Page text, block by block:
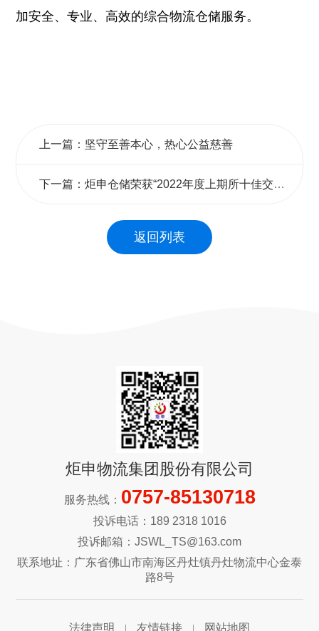
加安全、专业、高效的综合物流仓储服务。
上一篇：坚守至善本心，热心公益慈善
下一篇：炬申仓储荣获“2022年度上期所十佳交割库”荣誉称号
返回列表
炬申物流集团股份有限公司
服务热线： 0757-85130718
投诉电话：189 2318 1016
投诉邮箱：JSWL_TS@163.com
联系地址：广东省佛山市南海区丹灶镇丹灶物流中心金泰
路8号
法律声明 友情链接 网站地图